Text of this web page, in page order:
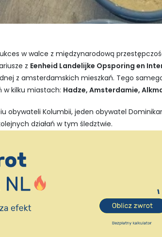
w walce z międzynarodową
z Eenheid Landelijke Opsporing en
z amsterdamskich mieszkań. Tego
w kilku miastach: Hadze, Amsterdamie,
obywateli Kolumbii, jeden obywatel
działań w tym śledztwie.